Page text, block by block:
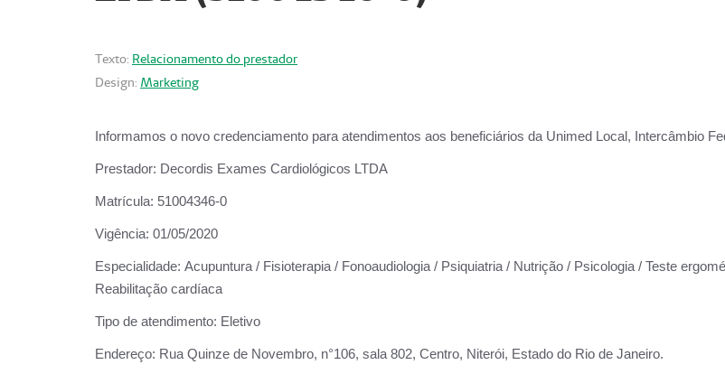
Texto: Relacionamento do prestador
Design: Marketing
Informamos o novo credenciamento para atendimentos aos beneficiários da Unimed Local, Intercâmbio
Prestador: Decordis Exames Cardiológicos LTDA
Matrícula: 51004346-0
Vigência: 01/05/2020
Especialidade: Acupuntura / Fisioterapia / Fonoaudiologia / Psiquiatria / Nutrição / Psicologia / Teste
Reabilitação cardíaca
Tipo de atendimento: Eletivo
Endereço: Rua Quinze de Novembro, n°106, sala 802, Centro, Niterói, Estado do Rio de Janeiro.